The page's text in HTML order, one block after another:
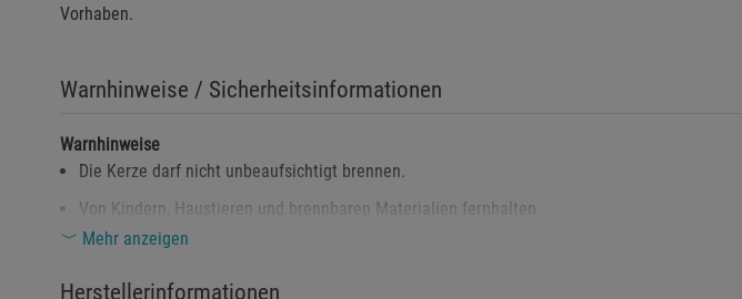
Vorhaben.
Warnhinweise / Sicherheitsinformationen
Warnhinweise
Die Kerze darf nicht unbeaufsichtigt brennen.
Von Kindern, Haustieren und brennbaren Materialien fernhalten.
Das Glas kann während des Gebrauchs heiß werden und sollte nicht berührt werden.
Die Kerzenflamme nicht berühren oder in der Nähe leicht entzündlicher Stoffe platzieren.
Mehr anzeigen
Herstellerinformationen